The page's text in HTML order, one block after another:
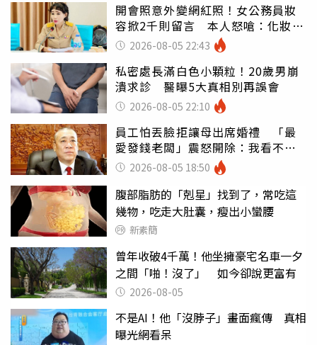
開會照意外變網紅照！女公務員妝
容掀2千則留言 本人怒嗆：化妝有
錯嗎2026-08-05 22:43
私密處長滿白色小顆粒！20歲男崩
潰求診 醫曝5大真相別再誤會
2026-08-05 22:10
員工怕丟臉拒讓母出席婚禮 「最
愛發錢老闆」震怒開除：我看不起
你 2026-08-05 18:50
腹部脂肪的「剋星」找到了，常吃這
幾物，吃走大肚囊，瘦出小蠻腰
新素簡
曾年收破4千萬！他坐擁豪宅名車一夕
之間「啪！沒了」 如今卻說更富有
2026-08-05
不是AI！他「沒脖子」畫面瘋傳 真相
曝光網看呆